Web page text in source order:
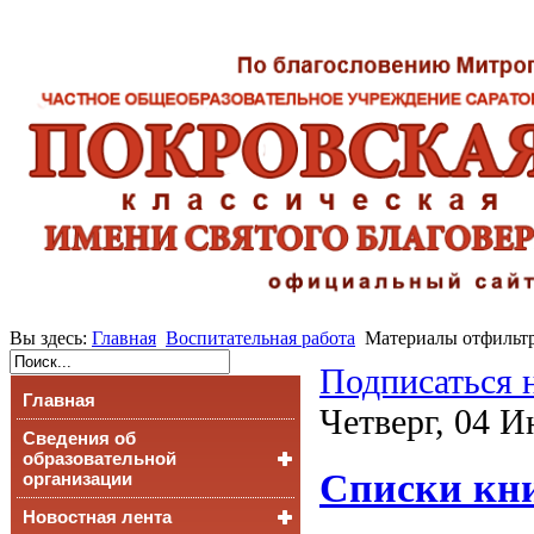
Вы здесь: Главная Воспитательная работа Материалы
Главная
Сведения об
образовательной
организации
Основные сведения
Новостная лента
Подписаться
Четверг, 04
Списки